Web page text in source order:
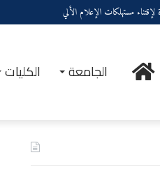
مستهلكات الإعلام الألي
الرئيسيةالجامعة الكليات